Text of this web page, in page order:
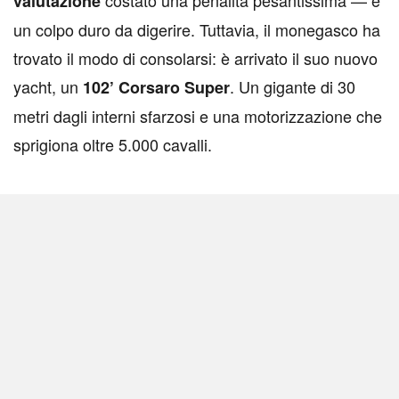
un colpo duro da digerire. Tuttavia, il monegasco ha
trovato il modo di consolarsi: è arrivato il suo nuovo
yacht, un 102’ Corsaro Super. Un gigante di 30
metri dagli interni sfarzosi e una motorizzazione che
sprigiona oltre 5.000 cavalli.